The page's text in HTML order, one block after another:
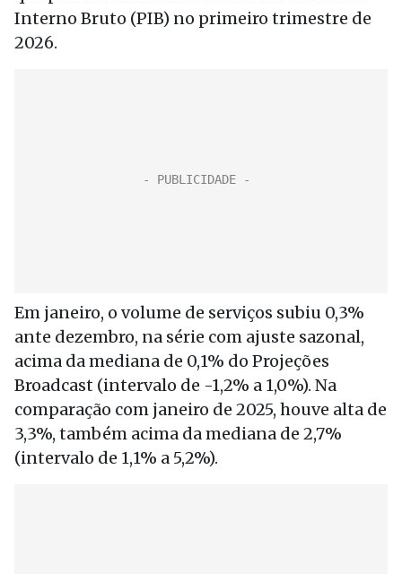
Interno Bruto (PIB) no primeiro trimestre de
2026.
Em janeiro, o volume de serviços subiu 0,3%
ante dezembro, na série com ajuste sazonal,
acima da mediana de 0,1% do Projeções
Broadcast (intervalo de -1,2% a 1,0%). Na
comparação com janeiro de 2025, houve alta de
3,3%, também acima da mediana de 2,7%
(intervalo de 1,1% a 5,2%).